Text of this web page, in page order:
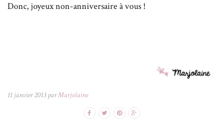
Donc, joyeux non-anniversaire à vous !
11 janvier 2013 parMarjolaine